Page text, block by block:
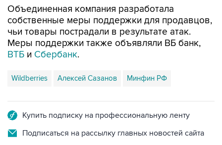
Объединенная компания разработала
собственные меры поддержки для продавцов,
чьи товары пострадали в результате атак.
Меры поддержки также объявляли ВБ банк,
ВТБ и Сбербанк.
Wildberries Алексей Сазанов Минфин РФ
Купить подписку на профессиональную ленту
Подписаться на рассылку главных новостей сайта